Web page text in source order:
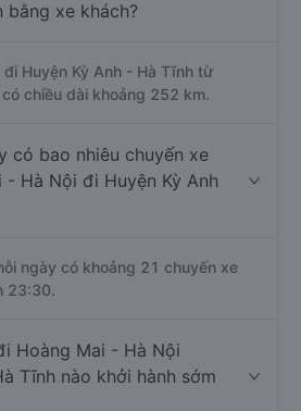
bằng xe khách?
Huyện Kỳ Anh - Hà Tĩnh từ
chiều dài khoảng 252 km.
có bao nhiêu chuyến xe
- Hà Nội đi Huyện Kỳ Anh
ngày có khoảng 21 chuyến xe
23:30.
Hoàng Mai - Hà Nội
Tĩnh nào khởi hành sớm